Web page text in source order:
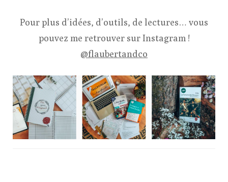
Pour plus d’idées, d’outils, de lectures… vous
pouvez me retrouver sur Instagram !
@flaubertandco